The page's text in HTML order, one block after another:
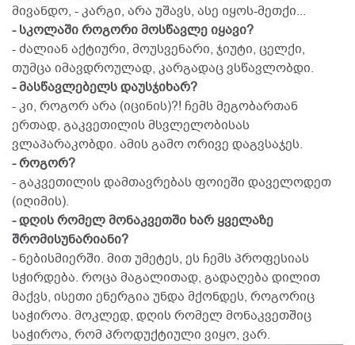
მივანდო, - კარგი, არა უშავს, ასე იყოს-მეთქი...
- სკოლაში როგორი მოსწავლე იყავი?
- ძალიან აქტიური, მოუსვენარი, ჯიუტი, ცელქი,
თუმცა იმავდროულად, კარგადაც ვსწავლობდი.
- მასწავლებელს დაუსჯიხარ?
- კი, როგორ არა (იცინის)?! ჩემს მეგობართან
ერთად, გაკვეთილის მსვლელობისას
ვლაპარაკობდი. ამის გამო ორივე დაგვსაჯეს.
- როგორ?
- გაკვეთილის დამთავრებას ფოიეში დაველოდეთ
(იღიმის).
- დღის რომელ მონაკვეთში ხარ ყველაზე
შრომისუნარიანი?
- ნებისმიერში. მით უმეტეს, ეს ჩემს პროფესიას
სჭირდება. როცა მაგალითად, გადაღება დილით
მაქვს, ისეთი ენერგია უნდა მქონდეს, როგორიც
საჭიროა. მოკლედ, დღის რომელ მონაკვეთშიც
საჭიროა, რომ პროდუქტიული ვიყო, ვარ.